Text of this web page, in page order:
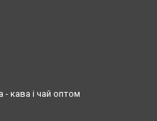
- кава і чай оптом